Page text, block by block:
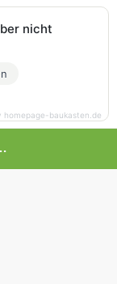
nicht
homepage-baukasten.de